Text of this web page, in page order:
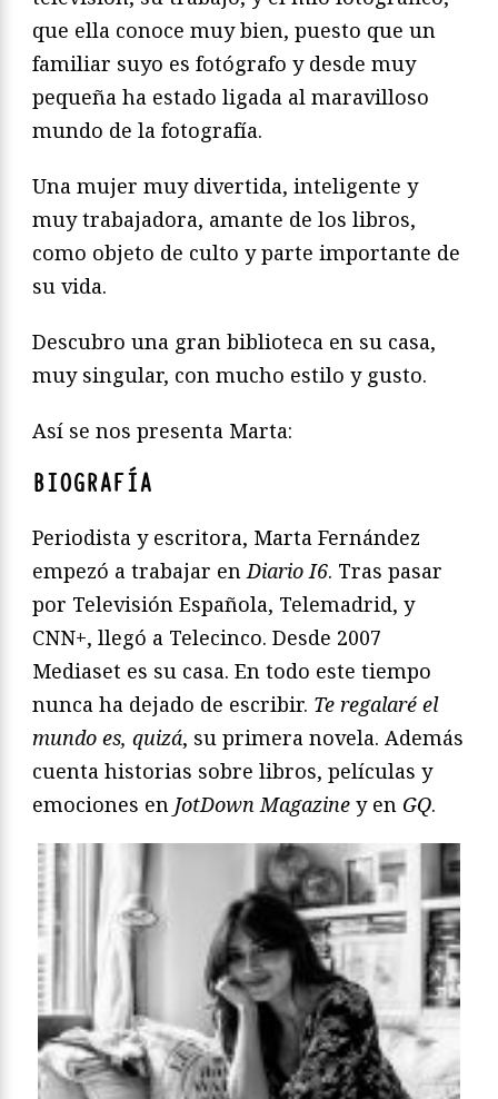
que ella conoce muy bien, puesto que un
familiar suyo es fotógrafo y desde muy
pequeña ha estado ligada al maravilloso
mundo de la fotografía.
Una mujer muy divertida, inteligente y
muy trabajadora, amante de los libros,
como objeto de culto y parte importante de
su vida.
Descubro una gran biblioteca en su casa,
muy singular, con mucho estilo y gusto.
Así se nos presenta Marta:
BIOGRAFÍA
Periodista y escritora, Marta Fernández
empezó a trabajar enDiario I6. Tras pasar
por Televisión Española, Telemadrid, y
CNN+, llegó a Telecinco. Desde 2007
Mediaset es su casa. En todo este tiempo
nunca ha dejado de escribir. Te regalaré el
mundo es, quizá, su primera novela. Además
cuenta historias sobre libros, películas y
emociones en JotDown Magazine y en GQ.